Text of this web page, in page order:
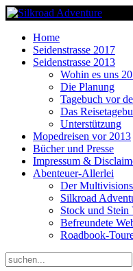
Home
Seidenstrasse 2017
Seidenstrasse 2013
Wohin es uns
Die Planung
Tagebuch vor
Das
Unterstützung
Mopedreisen vor 2013
Bücher und Presse
Impressum &
Abenteuer-Allerlei
Der
Silkroad
Stock und Stein
Befreundete
Roadbook-